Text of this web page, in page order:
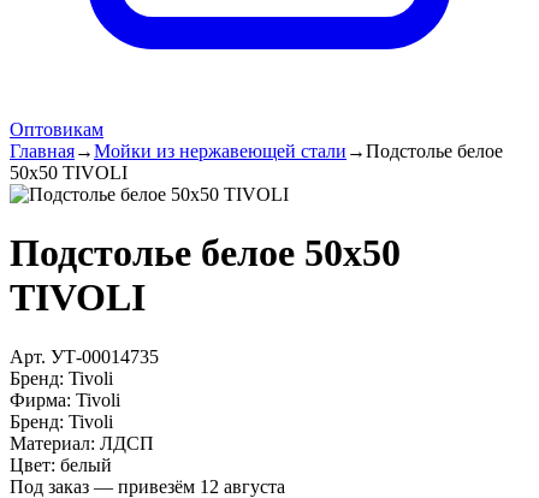
Оптовикам
Главная→Мойки из нержавеющей стали →Подстолье белое
50х50 TIVOLI
Подстолье белое 50х50
TIVOLI
Арт. УТ-00014735
Бренд: Tivoli
Фирма: Tivoli
Бренд: Tivoli
Материал: ЛДСП
Цвет: белый
Под заказ — привезём 12 августа